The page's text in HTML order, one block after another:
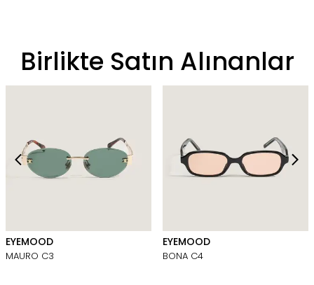
Birlikte Satın Alınanlar
EYEMOOD
MAURO C3
EYEMOOD
BONA C4